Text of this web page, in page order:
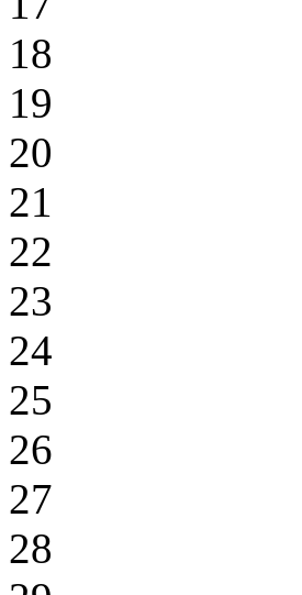
18
19
20
21
22
23
24
25
26
27
28